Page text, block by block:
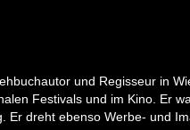
und Regisseur in
Festivals und im Kino. Er
Er dreht ebenso Werbe- und